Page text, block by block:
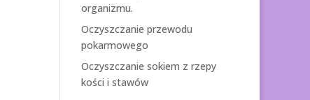
organizmu.
Oczyszczanie przewodu
pokarmowego
Oczyszczanie sokiem z rzepy
kości i stawów